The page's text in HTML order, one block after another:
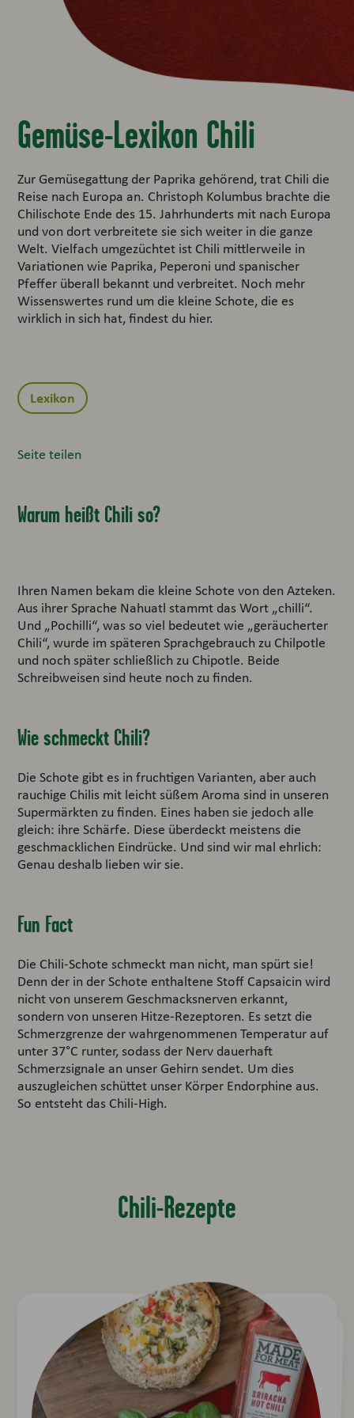
Gemüse-Lexikon Chili
Zur Gemüsegattung der Paprika gehörend, trat Chili die
Reise nach Europa an. Christoph Kolumbus brachte die
Chilischote Ende des 15. Jahrhunderts mit nach Europa
und von dort verbreitete sie sich weiter in die ganze
Welt. Vielfach umgezüchtet ist Chili mittlerweile in
Variationen wie Paprika, Peperoni und spanischer
Pfeffer überall bekannt und verbreitet. Noch mehr
Wissenswertes rund um die kleine Schote, die es
wirklich in sich hat, findest du hier.
Lexikon
Seite teilen
Warum heißt Chili so?
Ihren Namen bekam die kleine Schote von den Azteken.
Aus ihrer Sprache Nahuatl stammt das Wort „chilli“.
Und „Pochilli“, was so viel bedeutet wie „geräucherter
Chili“, wurde im späteren Sprachgebrauch zu Chilpotle
und noch später schließlich zu Chipotle. Beide
Schreibweisen sind heute noch zu finden.
Wie schmeckt Chili?
Die Schote gibt es in fruchtigen Varianten, aber auch
rauchige Chilis mit leicht süßem Aroma sind in unseren
Supermärkten zu finden. Eines haben sie jedoch alle
gleich: ihre Schärfe. Diese überdeckt meistens die
geschmacklichen Eindrücke. Und sind wir mal ehrlich:
Genau deshalb lieben wir sie.
Fun Fact
Die Chili-Schote schmeckt man nicht, man spürt sie!
Denn der in der Schote enthaltene Stoff Capsaicin wird
nicht von unserem Geschmacksnerven erkannt,
sondern von unseren Hitze-Rezeptoren. Es setzt die
Schmerzgrenze der wahrgenommenen Temperatur auf
unter 37°C runter, sodass der Nerv dauerhaft
Schmerzsignale an unser Gehirn sendet. Um dies
auszugleichen schüttet unser Körper Endorphine aus.
So entsteht das Chili-High.
Chili-Rezepte